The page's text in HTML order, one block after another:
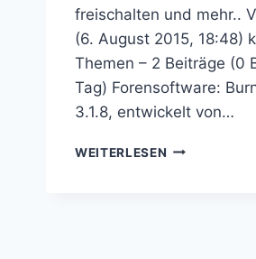
freischalten und mehr..
(6. August 2015, 18:48)
Themen – 2 Beiträge (0
Tag) Forensoftware:
3.1.8, entwickelt von…
WEITERLESEN RESIDENT